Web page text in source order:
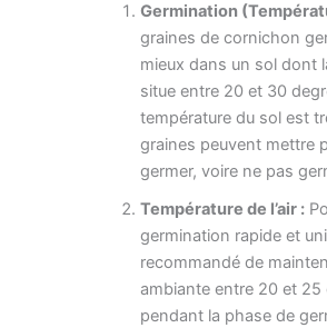
Germination
graines de cornichon
mieux dans un sol dont
situe entre 20 et 30
température du sol est
graines peuvent mettre
germer, voire ne pas
Température de l’air :
germination rapide et
recommandé de
ambiante entre 20 et 25
pendant la phase de